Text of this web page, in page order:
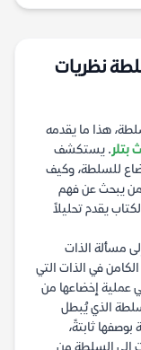
نظريات
هذا ما يقدمه
بتلر. يستكشف
للسلطة، وكيف
لمن يبحث عن فهم
يقدم تحليلاً
مسألة الذات
في الذات التي
عملية إخضاعها من
الذي يُبطل
بوصفها ثابتةً،